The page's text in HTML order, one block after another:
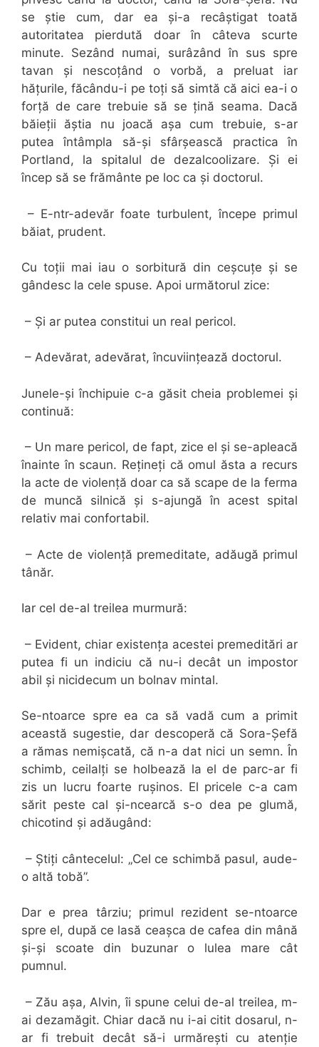
se știe cum, dar ea și-a recâștigat toată
autoritatea pierdută doar în câteva scurte
minute. Sezând numai, surâzând în sus spre
tavan și nescoțând o vorbă, a preluat iar
hățurile, făcându-i pe toți să simtă că aici ea-i o
forță de care trebuie să se țină seama. Dacă
băieții ăștia nu joacă așa cum trebuie, s-ar
putea întâmpla să-și sfârșească practica în
Portland, la spitalul de dezalcoolizare. Și ei
încep să se frământe pe loc ca și doctorul.
– E-ntr-adevăr foate turbulent, începe primul
băiat, prudent.
Cu toții mai iau o sorbitură din ceșcuțe și se
gândesc la cele spuse. Apoi următorul zice:
– Și ar putea constitui un real pericol.
– Adevărat, adevărat, încuviințează doctorul.
Junele-și închipuie c-a găsit cheia problemei și
continuă:
– Un mare pericol, de fapt, zice el și se-apleacă
înainte în scaun. Rețineți că omul ăsta a recurs
la acte de violență doar ca să scape de la ferma
de muncă silnică și s-ajungă în acest spital
relativ mai confortabil.
– Acte de violență premeditate, adăugă primul
tânăr.
Iar cel de-al treilea murmură:
– Evident, chiar existența acestei premeditări ar
putea fi un indiciu că nu-i decât un impostor
abil și nicidecum un bolnav mintal.
Se-ntoarce spre ea ca să vadă cum a primit
această sugestie, dar descoperă că Sora-Șefă
a rămas nemișcată, că n-a dat nici un semn. În
schimb, ceilalți se holbează la el de parc-ar fi
zis un lucru foarte rușinos. El pricele c-a cam
sărit peste cal și-ncearcă s-o dea pe glumă,
chicotind și adăugând:
– Știți cântecelul: „Cel ce schimbă pasul, aude-
o altă tobă”.
Dar e prea târziu; primul rezident se-ntoarce
spre el, după ce lasă ceașca de cafea din mână
și-și scoate din buzunar o lulea mare cât
pumnul.
– Zău așa, Alvin, îi spune celui de-al treilea, m-
ai dezamăgit. Chiar dacă nu i-ai citit dosarul, n-
ar fi trebuit decât să-i urmărești cu atenție